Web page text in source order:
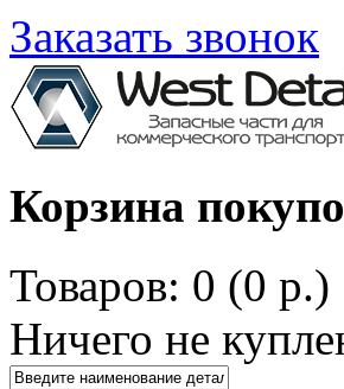
Заказать звонок
Корзина
Товаров: 0 (0 р.)
Ничего не